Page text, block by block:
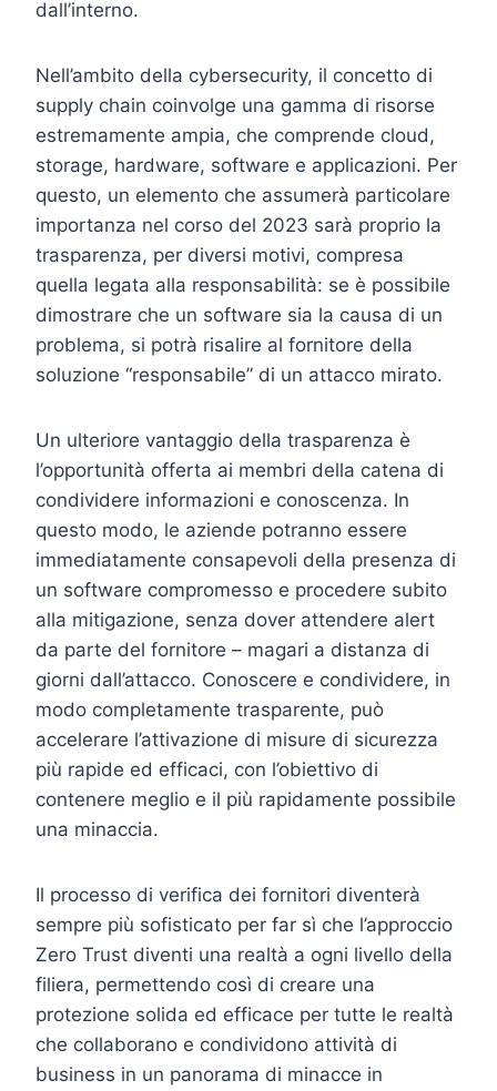
dall’interno.
Nell’ambito della cybersecurity, il concetto di
supply chain coinvolge una gamma di risorse
estremamente ampia, che comprende cloud,
storage, hardware, software e applicazioni. Per
questo, un elemento che assumerà particolare
importanza nel corso del 2023 sarà proprio la
trasparenza, per diversi motivi, compresa
quella legata alla responsabilità: se è possibile
dimostrare che un software sia la causa di un
problema, si potrà risalire al fornitore della
soluzione “responsabile” di un attacco mirato.
Un ulteriore vantaggio della trasparenza è
l’opportunità offerta ai membri della catena di
condividere informazioni e conoscenza. In
questo modo, le aziende potranno essere
immediatamente consapevoli della presenza di
un software compromesso e procedere subito
alla mitigazione, senza dover attendere alert
da parte del fornitore – magari a distanza di
giorni dall’attacco. Conoscere e condividere, in
modo completamente trasparente, può
accelerare l’attivazione di misure di sicurezza
più rapide ed efficaci, con l’obiettivo di
contenere meglio e il più rapidamente possibile
una minaccia.
Il processo di verifica dei fornitori diventerà
sempre più sofisticato per far sì che l’approccio
Zero Trust diventi una realtà a ogni livello della
filiera, permettendo così di creare una
protezione solida ed efficace per tutte le realtà
che collaborano e condividono attività di
business in un panorama di minacce in